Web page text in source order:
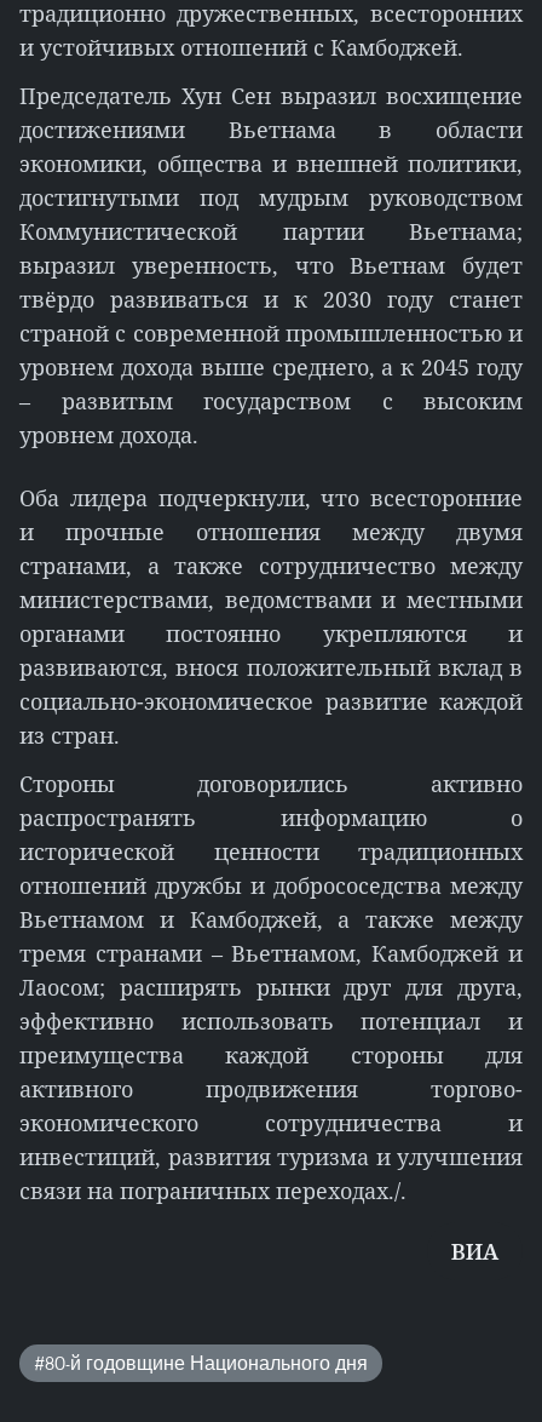
традиционно дружественных, всесторонних
и устойчивых отношений с Камбоджей.
Председатель Хун Сен выразил восхищение
достижениями Вьетнама в области
экономики, общества и внешней политики,
достигнутыми под мудрым руководством
Коммунистической партии Вьетнама;
выразил уверенность, что Вьетнам будет
твёрдо развиваться и к 2030 году станет
страной с современной промышленностью и
уровнем дохода выше среднего, а к 2045 году
– развитым государством с высоким
уровнем дохода.
Оба лидера подчеркнули, что всесторонние
и прочные отношения между двумя
странами, а также сотрудничество между
министерствами, ведомствами и местными
органами постоянно укрепляются и
развиваются, внося положительный вклад в
социально-экономическое развитие каждой
из стран.
Стороны договорились активно
распространять информацию о
исторической ценности традиционных
отношений дружбы и добрососедства между
Вьетнамом и Камбоджей, а также между
тремя странами – Вьетнамом, Камбоджей и
Лаосом; расширять рынки друг для друга,
эффективно использовать потенциал и
преимущества каждой стороны для
активного продвижения торгово-
экономического сотрудничества и
инвестиций, развития туризма и улучшения
связи на пограничных переходах./.
ВИА
#80-й годовщине Национального дня